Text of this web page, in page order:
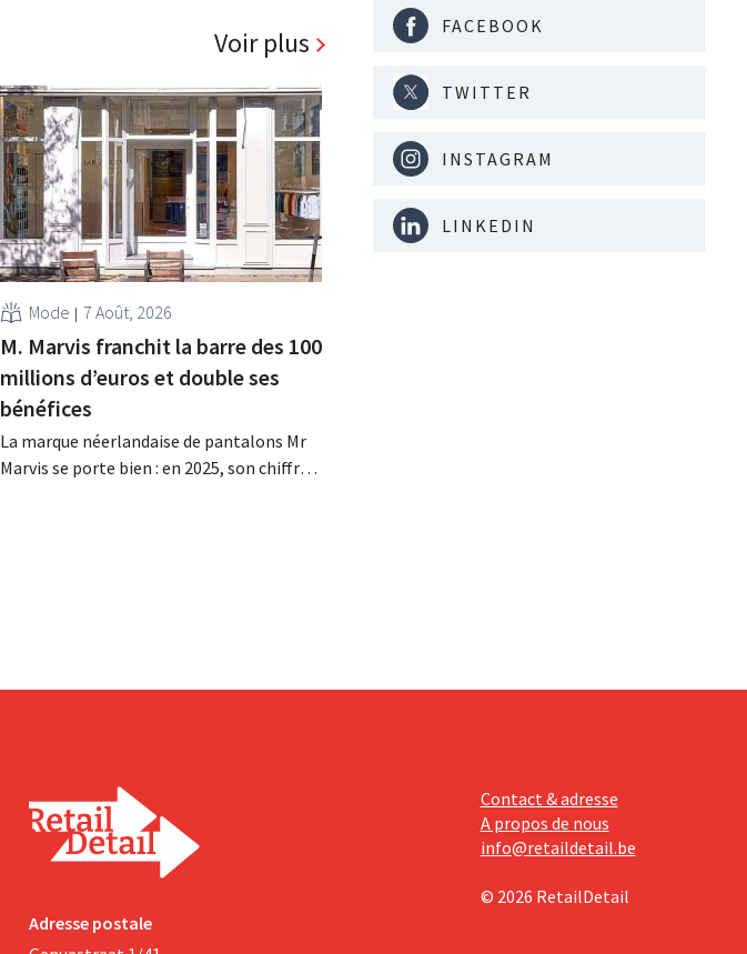
Voir plus
Mode 7 Août, 2026
M. Marvis franchit la barre des 100
millions d’euros et double ses
bénéfices
La marque néerlandaise de pantalons Mr
Marvis se porte bien : en 2025, son chiffre
FACEBOOK
TWITTER
INSTAGRAM
LINKEDIN
Adresse postale
Contact & adresse
A propos de nous
info@retaildetail.be
© 2026 RetailDetail